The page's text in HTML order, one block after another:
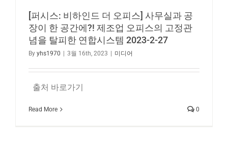
[퍼시스: 비하인드 더 오피스] 사무실과 공
장이 한 공간에?! 제조업 오피스의 고정관
념을 탈피한 연합시스템 2023-2-27
By yhs1970 | 3월 16th, 2023 | 미디어
출처 바로가기
Read More 0